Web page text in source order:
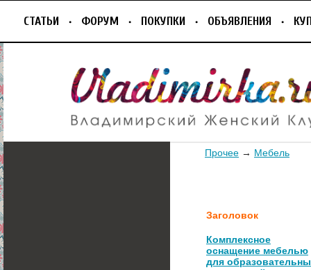
СТАТЬИ ФОРУМ ПОКУПКИ ОБЪЯВЛЕНИЯ
Прочее → Мебель
Заголовок
Комплексное
оснащение мебелью
для